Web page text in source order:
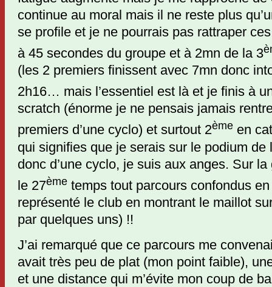
continue au moral mais il ne reste plus
se profile et je ne pourrais pas rattraper
à 45 secondes du groupe et à 2mn de la 3
(les 2 premiers finissent avec 7mn donc
2h16… mais l’essentiel est là et je finis à
scratch (énorme je ne pensais jamais
premiers d’une cyclo) et surtout 2ème en
qui signifies que je serais sur le podium de
donc d’une cyclo, je suis aux anges. Sur
le 27ème temps tout parcours confondus
représenté le club en montrant le maillot
par quelques uns) !!
J’ai remarqué que ce parcours me
avait très peu de plat (mon point faible),
et une distance qui m’évite mon coup de